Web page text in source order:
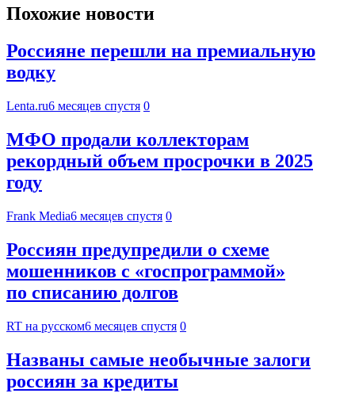
Похожие новости
Россияне перешли на премиальную
водку
Lenta.ru6 месяцев спустя 0
МФО продали коллекторам
рекордный объем просрочки в 2025
году
Frank Media6 месяцев спустя 0
Россиян предупредили о схеме
мошенников с «госпрограммой»
по списанию долгов
RT на русском6 месяцев спустя 0
Названы самые необычные залоги
россиян за кредиты